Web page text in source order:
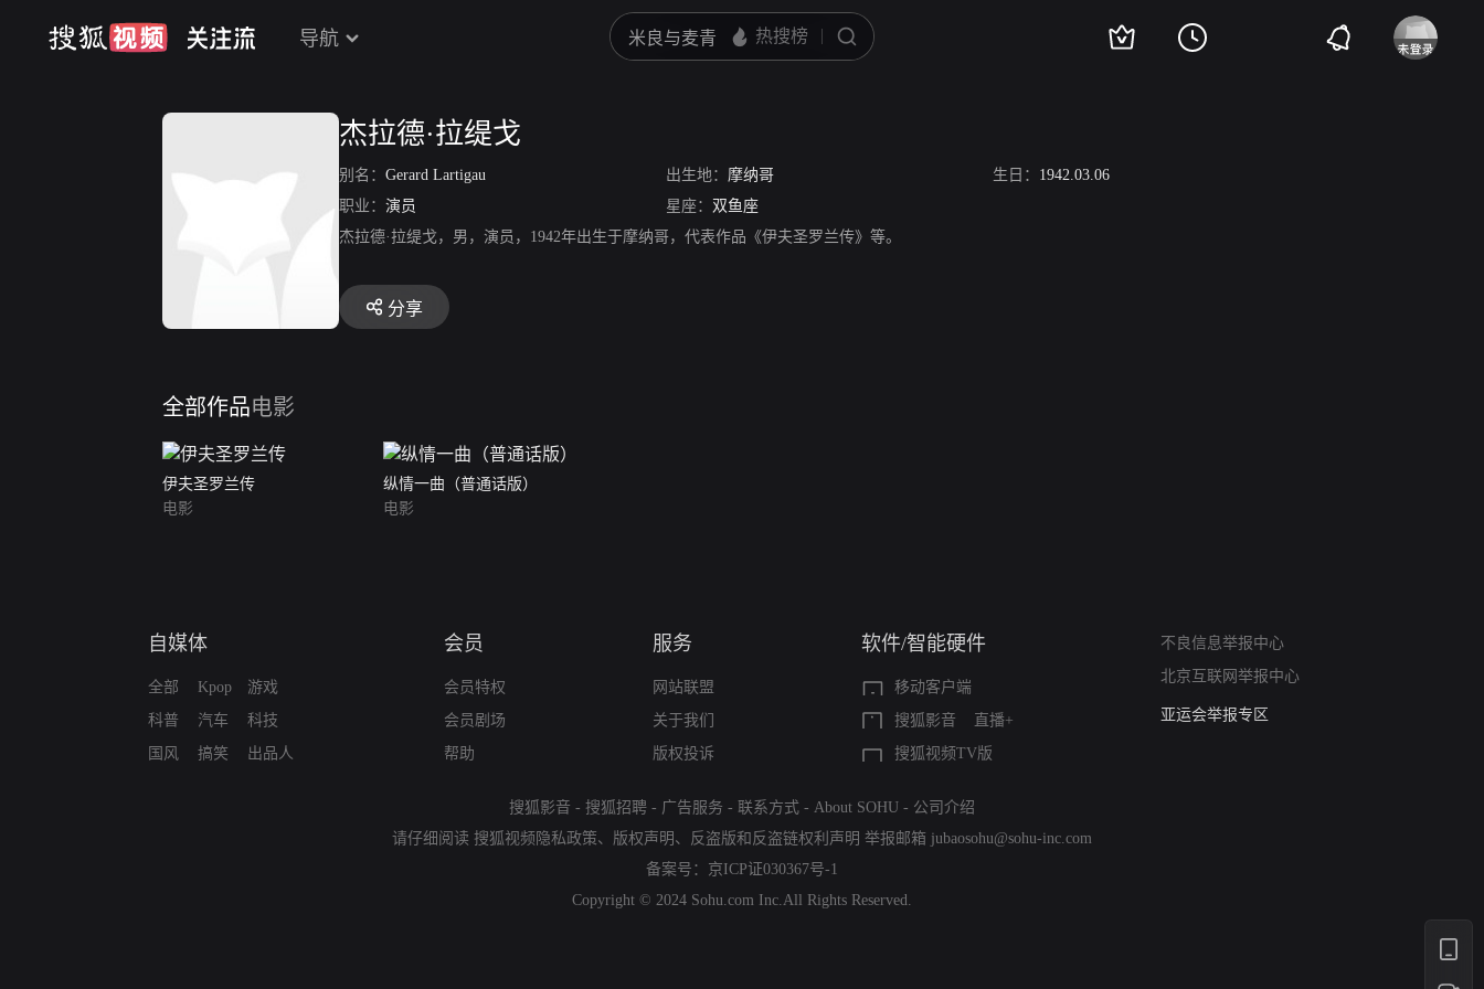
导航
杰拉德·拉缇戈
别名： Gerard Lartigau 出生地： 摩纳哥 生日： 1942.03.06
职业： 演员 星座： 双鱼座
杰拉德·拉缇戈，男，演员，1942年出生于摩纳哥，代表作品《伊夫圣罗兰传》等。
分享
全部作品电影
伊夫圣罗兰传
电影
纵情一曲（普通话版）
电影
自媒体
全部
科普
国风
Kpop
汽车
搞笑
游戏
科技
出品人
会员
会员特权
会员剧场
帮助
服务
网站联盟
关于我们
版权投诉
软件/智能硬件
移动客户端
搜狐影音
直播+
搜狐视频TV版
不良信息举报中心
北京互联网举报中心
算法推荐专项举报
亚运会举报专区
搜狐影音 - 搜狐招聘 - 广告服务 - 联系方式 - About SOHU - 公司介绍
请仔细阅读 搜狐视频隐私政策、 版权声明 、 反盗版和反盗链权利声明 举报邮箱 jubaosohu@sohu-inc.com
备案号： 京ICP证030367号-1
Copyright © 2024 Sohu.com Inc.All Rights Reserved.